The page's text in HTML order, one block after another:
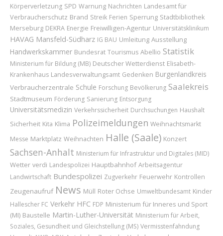
Körperverletzung SPD Warnung Nachrichten Landesamt für
Verbraucherschutz Brand Streik Ferien Sperrung Stadtbibliothek
Merseburg DEKRA Energie Freiwilligen-Agentur Universitätsklinikum
HAVAG Mansfeld-Südharz IG BAU Umleitung Ausstellung
Handwerkskammer Bundesrat Tourismus Abellio Statistik
Ministerium für Bildung (MB) Deutscher Wetterdienst Elisabeth-
Krankenhaus Landesverwaltungsamt Gedenken Burgenlandkreis
Verbraucherzentrale Schule Forschung Bevölkerung Saalekreis
Stadtmuseum Förderung Sanierung Entsorgung
Universitätsmedizin Verkehrssicherheit Durchsuchungen Haushalt
Sicherheit Kita Klima Polizeimeldungen Weihnachtsmarkt
Messe Marktplatz Weihnachten Halle (Saale) Konzert
Sachsen-Anhalt Ministerium für Infrastruktur und Digitales (MID)
Wetter verdi Landespolizei Hauptbahnhof Arbeitsagentur
Landwirtschaft Bundespolizei Zugverkehr Feuerwehr Kontrollen
Zeugenaufruf News Müll Roter Ochse Umweltbundesamt Kinder
Hallescher FC Verkehr HFC FDP Ministerium für Inneres und Sport
(MI) Baustelle Martin-Luther-Universität Ministerium für Arbeit,
Soziales, Gesundheit und Gleichstellung (MS) Vermisstenfahndung